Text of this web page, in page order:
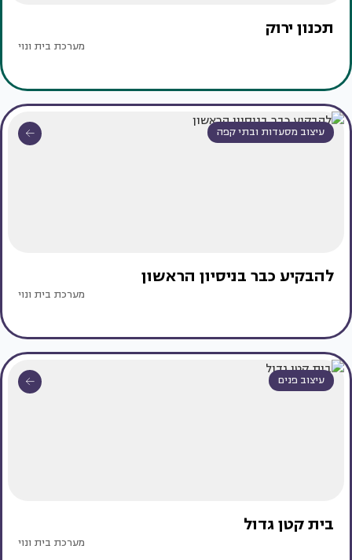
תכנון ירוק
מערכת בית ונוי
עיצוב מסעדות ובתי קפה
להבקיע כבר בניסיון הראשון
מערכת בית ונוי
עיצוב פנים
בית קטן גדול
מערכת בית ונוי